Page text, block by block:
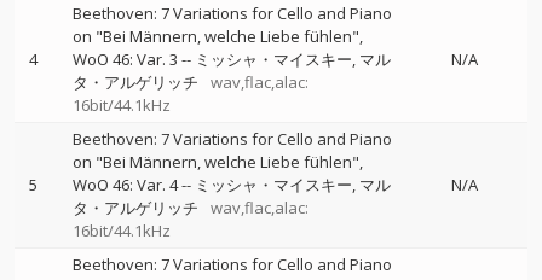
4
Beethoven: 7 Variations for Cello and Piano
on "Bei Männern, welche Liebe fühlen",
WoO 46: Var. 3 -- ミッシャ・マイスキー マル
タ・アルゲリッチ
wav,flac,alac:
16bit/44.1kHz
N/A
5
Beethoven: 7 Variations for Cello and Piano
on "Bei Männern, welche Liebe fühlen",
WoO 46: Var. 4-- ミッシャ・マイスキー マル
タ・アルゲリッチ
wav,flac,alac:
16bit/44.1kHz
N/A
Beethoven: 7 Variations for Cello and Piano